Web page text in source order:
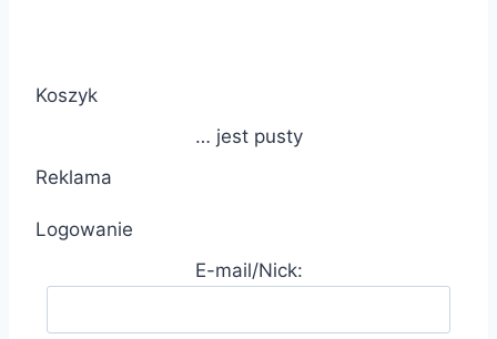
Koszyk
… jest pusty
Reklama
Logowanie
E-mail/Nick: